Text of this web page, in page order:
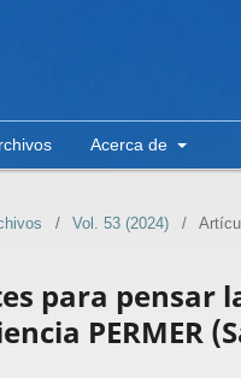
Acerca de
/ Vol. 53 (2024) /
para pensar
PERMER